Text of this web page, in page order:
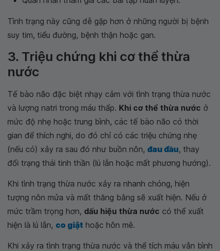
Tình trạng này cũng dễ gặp hơn ở những người bị bệnh
suy tim, tiểu đường, bệnh thận hoặc gan.
3. Triệu chứng khi cơ thể thừa
nước
Tế bào não đặc biệt nhạy cảm với tình trạng thừa nước
và lượng natri trong máu thấp. Khi cơ thể thừa nước ở
mức độ nhẹ hoặc trung bình, các tế bào não có thời
gian để thích nghi, do đó chỉ có các triệu chứng nhẹ
(nếu có) xảy ra sau đó như buồn nôn, đau đầu, thay
đổi trạng thái tinh thần (lú lẫn hoặc mất phương hướng).
Khi tình trạng thừa nước xảy ra nhanh chóng, hiện
tượng nôn mửa và mất thăng bằng sẽ xuất hiện. Nếu ở
mức trầm trọng hơn, dấu hiệu thừa nước có thể xuất
hiện là lú lẫn, co giật hoặc hôn mê.
Khi xảy ra tình trạng thừa nước và thể tích máu vẫn bình